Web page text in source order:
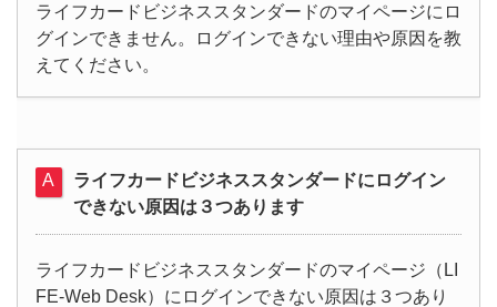
ライフカードビジネススタンダードのマイページにロ
グインできません。ログインできない理由や原因を教
えてください。
ライフカードビジネススタンダードにログイン
できない原因は３つあります
ライフカードビジネススタンダードのマイページ（LI
FE-Web Desk）にログインできない原因は３つあり